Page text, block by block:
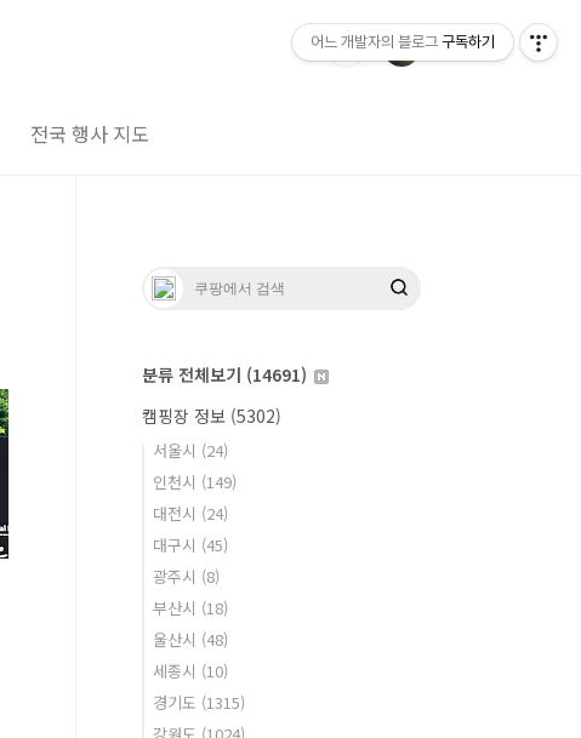
전국 행사 지도
분류 전체보기 (14691)
캠핑장 정보 (5302)
서울시 (24)
인천시 (149)
대전시 (24)
대구시 (45)
광주시 (8)
부산시 (18)
울산시 (48)
세종시 (10)
경기도 (1315)
어느 개발자의 블로그 구독하기